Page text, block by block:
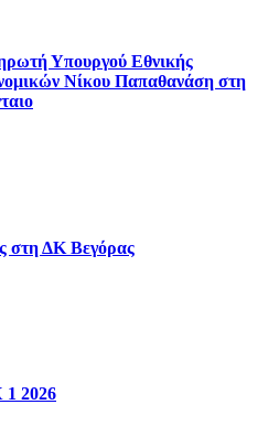
Υπουργού Εθνικής
Νίκου Παπαθανάση στη
στη ΔΚ Βεγόρας
2026